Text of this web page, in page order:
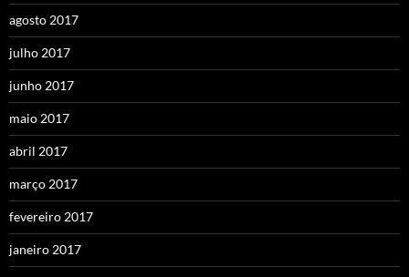
agosto 2017
julho 2017
junho 2017
maio 2017
abril 2017
março 2017
fevereiro 2017
janeiro 2017